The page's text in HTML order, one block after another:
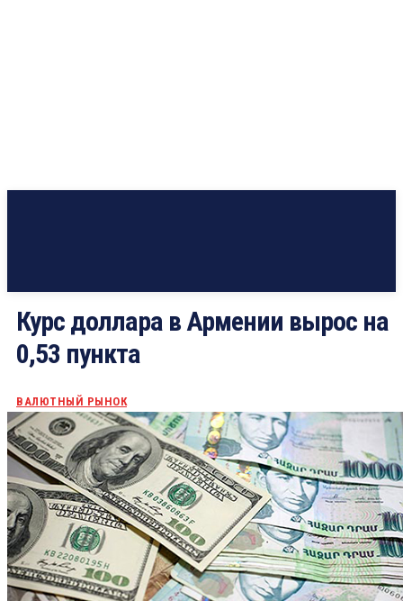
Курс доллара в Армении вырос на
0,53 пункта
ВАЛЮТНЫЙ РЫНОК